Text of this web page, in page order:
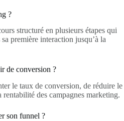
?
structuré en plusieurs étapes qui
première interaction jusqu’à la
de conversion ?
le taux de conversion, de réduire le
rentabilité des campagnes marketing.
son funnel ?